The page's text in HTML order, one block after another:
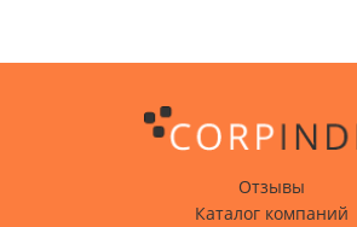
Отзывы
Каталог компаний